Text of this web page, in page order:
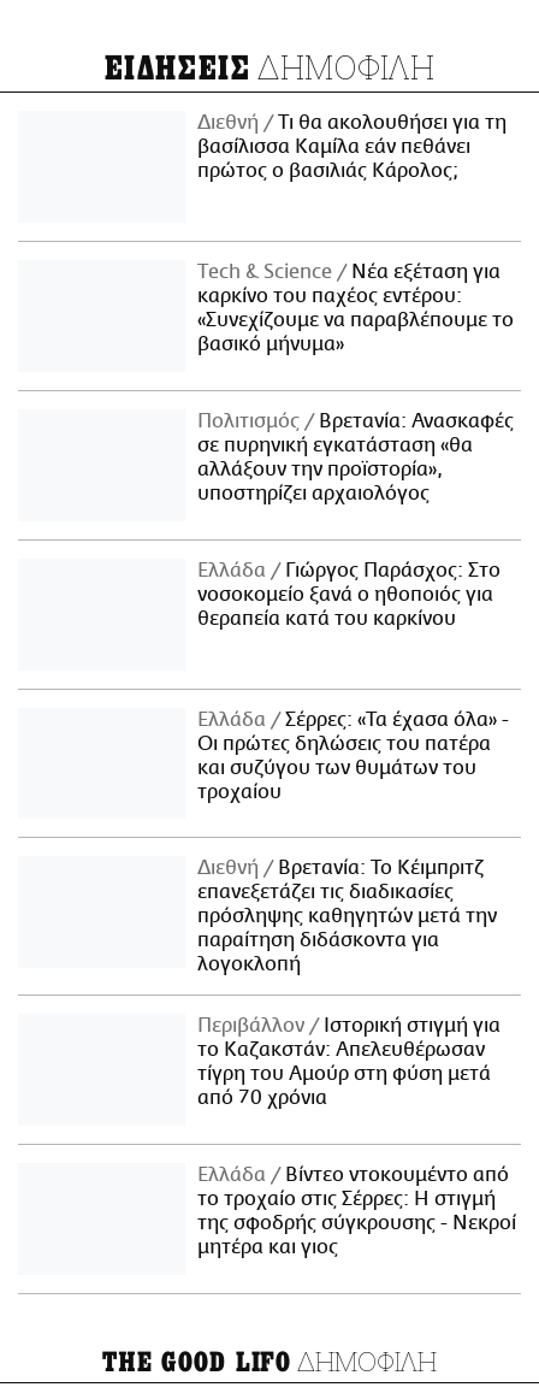
ΕΙΔΗΣΕΙΣ ΔΗΜΟΦΙΛΗ
Διεθνή
Τι θα ακολουθήσει για τη
βασίλισσα Καμίλα εάν πεθάνει
πρώτος ο βασιλιάς Κάρολος;
Τech & Science
Νέα εξέταση για
καρκίνο του παχέος εντέρου:
«Συνεχίζουμε να παραβλέπουμε το
βασικό μήνυμα»
Πολιτισμός
Βρετανία: Ανασκαφές
σε πυρηνική εγκατάσταση «θα
αλλάξουν την προϊστορία»,
υποστηρίζει αρχαιολόγος
Ελλάδα
Γιώργος Παράσχος: Στο
νοσοκομείο ξανά ο ηθοποιός για
θεραπεία κατά του καρκίνου
Ελλάδα
Σέρρες: «Τα έχασα όλα» -
Οι πρώτες δηλώσεις του πατέρα
και συζύγου των θυμάτων του
τροχαίου
Διεθνή
Βρετανία: Το Κέιμπριτζ
επανεξετάζει τις διαδικασίες
πρόσληψης καθηγητών μετά την
παραίτηση διδάσκοντα για
λογοκλοπή
Περιβάλλον
Ιστορική στιγμή για
το Καζακστάν: Απελευθέρωσαν
τίγρη του Αμούρ στη φύση μετά
από 70 χρόνια
Ελλάδα
Βίντεο ντοκουμέντο από
το τροχαίο στις Σέρρες: Η στιγμή
της σφοδρής σύγκρουσης - Νεκροί
μητέρα και γιος
THE GOOD LIFO ΔΗΜΟΦΙΛΗ